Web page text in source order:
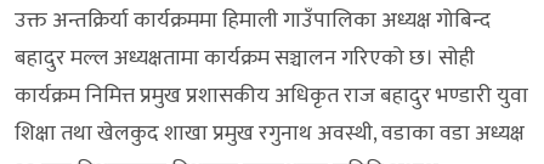
उक्त अन्तक्रिर्या कार्यक्रममा हिमाली गाउँपालिका अध्यक्ष गोबिन्द
बहादुर मल्ल अध्यक्षतामा कार्यक्रम सञ्चालन गरिएको छ। सोही
कार्यक्रम निमित्त प्रमुख प्रशासकीय अधिकृत राज बहादुर भण्डारी युवा
शिक्षा तथा खेलकुद शाखा प्रमुख रगुनाथ अवस्थी, वडाका वडा अध्यक्ष